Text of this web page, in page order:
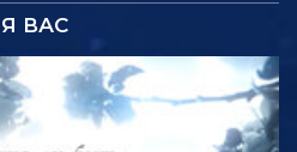
ВАС